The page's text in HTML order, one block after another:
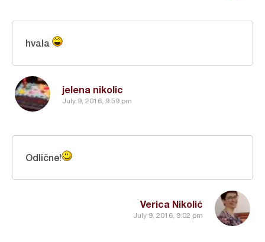
jelena nikolic
July 9, 2016, 9:59 pm
hvala
Verica Nikolić
July 9, 2016, 9:02 pm
Odlične!